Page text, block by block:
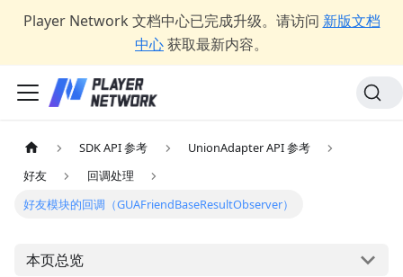
Player Network 文档中心已完成升级。请访问 新版文档
中心获取最新内容。
SDK API 参考
UnionAdapter API 参考
好友
回调处理
好友模块的回调（GUAFriendBaseResultObserver）
本页总览